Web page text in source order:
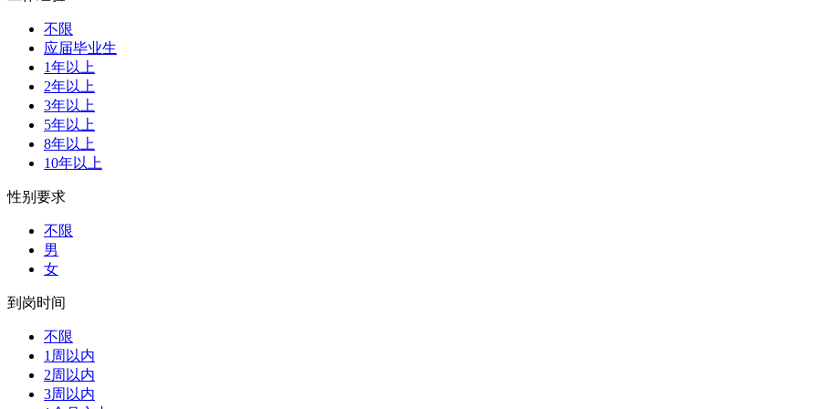
不限
应届毕业生
1年以上
2年以上
3年以上
5年以上
8年以上
10年以上
性别要求
不限
男
女
到岗时间
不限
1周以内
2周以内
3周以内